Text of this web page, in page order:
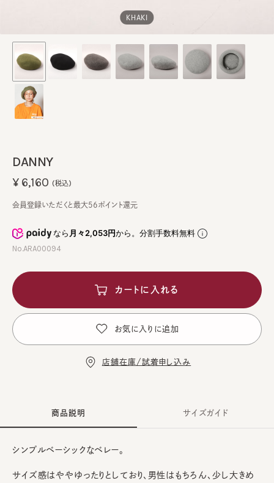
KHAKI
DANNY
なら月々2,053円から。分割手数料無料
No.ARA00094
¥6,160 (税込)
会員登録いただくと最大56ポイント還元
カートに入れる
お気に入りに追加
店舗在庫/試着申し込み
商品説明
シンプルベーシックなベレー。
サイズ感はややゆったりとしており、男性はもちろん、少し大きめ
サイズガイド